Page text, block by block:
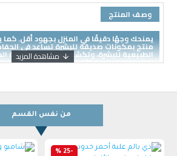
وصف المنتج
يمنحك وجهًا دقيقًا في المنزل بجهود أقل. كما
منتج بمكونات صديقة للبشرة تساعد في
الطبيعية للبشرة، وتكشف عن توهج البشرة
الالتهابات الجلدية الأخرى.
من نفس القسم
-25 %